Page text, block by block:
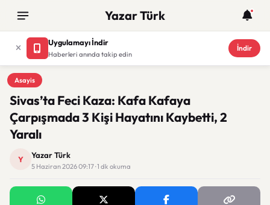
Yazar Türk
Uygulamayı İndir
Haberleri anında takip edin
İndir
Asayis
Asayis
Sivas’ta Feci Kaza: Kafa Kafaya
Çarpışmada 3 Kişi Hayatını Kaybetti, 2
Yaralı
Y Yazar Türk
5 Haziran 2026 09:17 · 1 dk okuma